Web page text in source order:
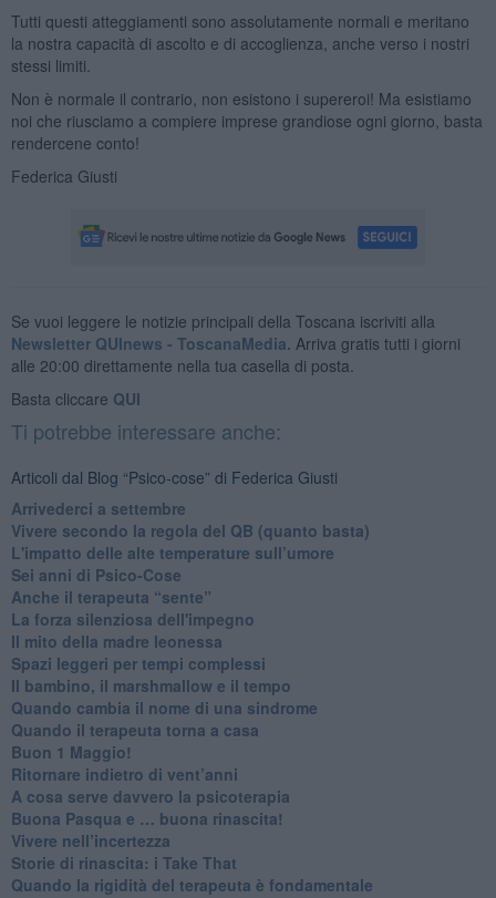
Tutti questi atteggiamenti sono assolutamente normali e meritano
la nostra capacità di ascolto e di accoglienza, anche verso i nostri
stessi limiti.
Non è normale il contrario, non esistono i supereroi! Ma esistiamo
noi che riusciamo a compiere imprese grandiose ogni giorno, basta
rendercene conto!
Federica Giusti
Se vuoi leggere le notizie principali della Toscana iscriviti alla
Newsletter QUInews - ToscanaMedia. Arriva gratis tutti i giorni
alle 20:00 direttamente nella tua casella di posta.
Basta cliccare QUI
Ti potrebbe interessare anche:
Articoli dal Blog “Psico-cose” di Federica Giusti
​Arrivederci a settembre
​Vivere secondo la regola del QB (quanto basta)
​L'impatto delle alte temperature sull’umore
Sei anni di Psico-Cose
​Anche il terapeuta “sente”
​La forza silenziosa dell'impegno
​Il mito della madre leonessa
Spazi leggeri per tempi complessi
Il bambino, il marshmallow e il tempo
​Quando cambia il nome di una sindrome
​Quando il terapeuta torna a casa
​Buon 1 Maggio!
Ritornare indietro di vent’anni
​A cosa serve davvero la psicoterapia
​Buona Pasqua e … buona rinascita!
​Vivere nell’incertezza
​Storie di rinascita: i Take That
​Quando la rigidità del terapeuta è fondamentale